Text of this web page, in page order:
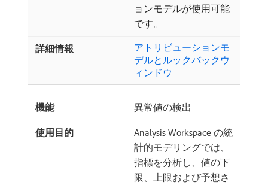
ョンモデルが使用可能
です。
アトリビューションモ
デルとルックバックウ
ィンドウ
異常値の検出
Analysis Workspace の統
計的モデリングでは、
指標を分析し、値の下
限、上限および予想さ